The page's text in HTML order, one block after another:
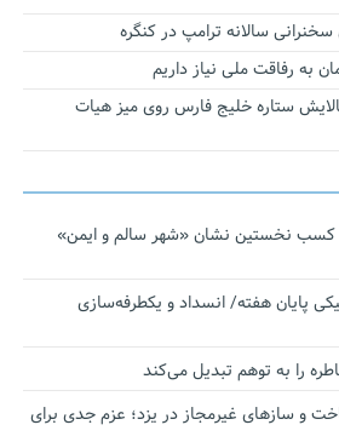
سالانه ترامپ در کنگره
به رفاقت ملی نیاز داریم
پالایش ستاره خلیج فارس روی میز هیات
کسب نخستین نشان «شهر سالم و ایمن»
پایان هفته/ انسداد و یکطرفه‌سازی
را به توهم تبدیل می‌کند
و سازهای غیرمجاز در یزد؛ عزم جدی برای